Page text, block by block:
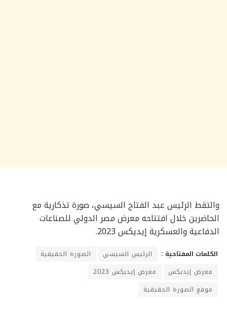
والتقط الرئيس عبد الفتاح السيسي، صورة تذكارية مع
الحاضرين خلال افتتاحه معرض مصر الدولي للصناعات
الدفاعية والعسكرية إيديكس 2023.
الكلمات المفتاحية : الرئيس السيسي
الصورة الحقيقية
معرض إيديكس
معرض إيديكس 2023
موقع الصورة الحقيقية